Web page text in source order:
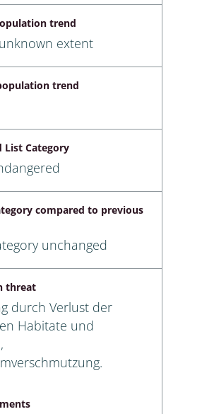
trend
extent
trend
List Category
compared to previous
unchanged
threat
durch Verlust der
Habitate und